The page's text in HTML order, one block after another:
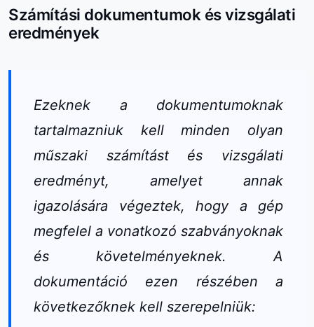
Számítási dokumentumok és vizsgálati
eredmények
Ezeknek a dokumentumoknak
tartalmazniuk kell minden olyan
műszaki számítást és vizsgálati
eredményt, amelyet annak
igazolására végeztek, hogy a gép
megfelel a vonatkozó szabványoknak
és követelményeknek. A
dokumentáció ezen részében a
következőknek kell szerepelniük: